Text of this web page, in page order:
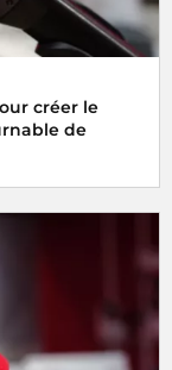
créer le
de